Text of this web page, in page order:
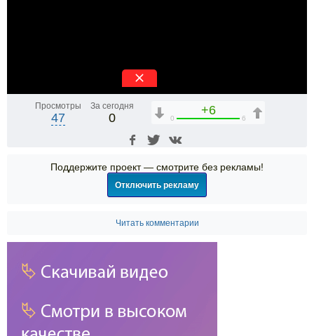
Просмотры
47
За сегодня
0
+6
0 6
Поддержите проект — смотрите без рекламы!
Отключить рекламу
Читать комментарии